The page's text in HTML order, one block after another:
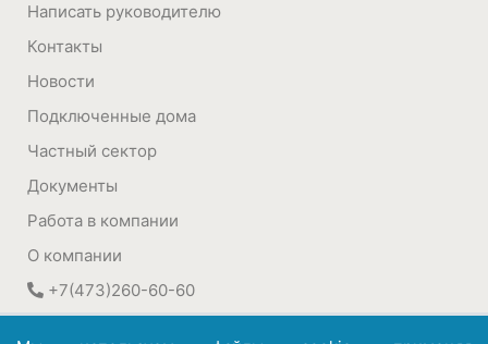
Написать руководителю
Контакты
Новости
Подключенные дома
Частный сектор
Документы
Работа в компании
О компании
+7(473)260-60-60